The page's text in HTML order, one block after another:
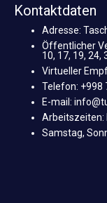
Kontaktdaten
Adresse:
Öffentlicher
10, 17, 19, 24,
Virtueller
Telefon: +998
E-mail:
Arbeitszeiten:
Samstag,